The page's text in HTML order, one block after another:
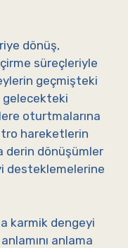
dönüş,
süreçleriyle
geçmişteki
gelecekteki
oturtmalarına
hareketlerin
derin dönüşümler
desteklemelerine
karmik dengeyi
anlama